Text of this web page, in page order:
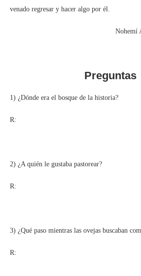
venado regresar y hacer algo por él.
Nohemí
Preguntas
1) ¿Dónde era el bosque de la historia?
R:
2) ¿A quién le gustaba pastorear?
R:
3) ¿Qué paso mientras las ovejas buscaban
R: